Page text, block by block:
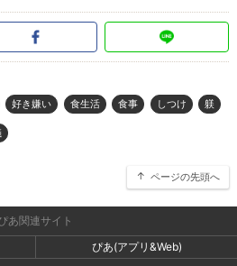
好き嫌い 食生活 食事 しつけ 躾
ページの先頭へ
あ関連サイト
ぴあ(アプリ&Web)